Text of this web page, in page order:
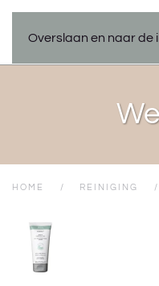
Overslaan en naar de
HOME REINIGING